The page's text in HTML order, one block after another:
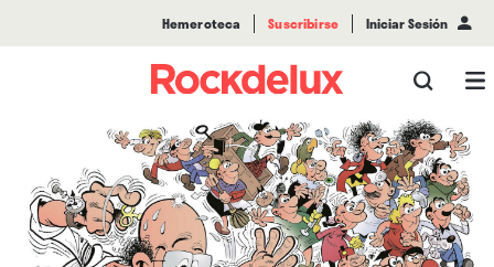
Hemeroteca Suscribirse Iniciar Sesión